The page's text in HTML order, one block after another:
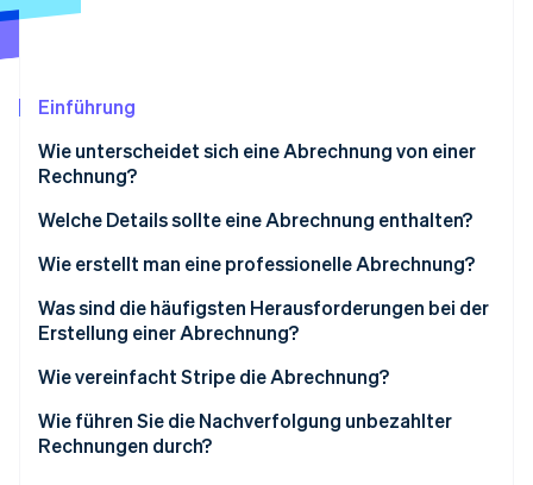
Climate
CO₂-Entnahme
Identity
Online-Identitätsprüfung
Stripe-Sessions 2026
Erfahren Sie, wie Stripe Lösungen für die
Einführung
Wie unterscheidet sich eine Abrechnung von einer
Rechnung?
Welche Details sollte eine Abrechnung enthalten?
Geschäfts- und Kontaktdaten
Ausstellungsdatum
Zusammenfassung der Produkte oder
Dienstleistungen
Fälliger Betrag
Zahlungsanweisungen
Wie erstellt man eine professionelle Abrechnung?
Was sind die häufigsten Herausforderungen bei der
Erstellung einer Abrechnung?
Wie vereinfacht Stripe die Abrechnung?
Wie führen Sie die Nachverfolgung unbezahlter
Rechnungen durch?